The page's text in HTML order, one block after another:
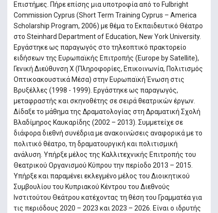
Επιστήμες. Πήρε επίσης μια υποτροφία από το Fulbright
Commission Cyprus (Short Term Training Cyprus – America
Scholarship Program, 2006) με θέμα το Εκπαιδευτικό Θέατρο
στο Steinhard Department of Education, New York University.
Εργάστηκε ως παραγωγός στο τηλεοπτικό πρακτορείο
ειδήσεων της Ευρωπαϊκής Επιτροπής (Europe by Satellite),
Γενική Διεύθυνση X (Πληροφορίες, Επικοινωνία, Πολιτισμός
Οπτικοακουστικά Μέσα) στην Ευρωπαϊκή Ένωση στις
Βρυξέλλες (1998 - 1999). Εργάστηκε ως παραγωγός,
μεταφραστής και σκηνοθέτης σε σειρά θεατρικών έργων.
Δίδαξε το μάθημα της Δραματολογίας στη Δραματική Σχολή
Βλαδίμηρος Καυκαρίδης (2002 – 2013). Συμμετείχε σε
διάφορα διεθνή συνέδρια με ανακοινώσεις αναφορικά με το
πολιτικό θέατρο, τη δραματουργική και πολιτισμική
ανάλυση. Υπήρξε μέλος της Καλλιτεχνικής Επιτροπής του
Θεατρικού Οργανισμού Κύπρου την περίοδο 2013 – 2015.
Υπήρξε και παραμένει εκλεγμένο μέλος του Διοικητικού
Συμβουλίου του Κυπριακού Κέντρου του Διεθνούς
Ινστιτούτου Θεάτρου κατέχοντας τη θέση του Γραμματέα για
τις περιόδους 2020 – 2023 και 2023 – 2026. Είναι ο ιδρυτής